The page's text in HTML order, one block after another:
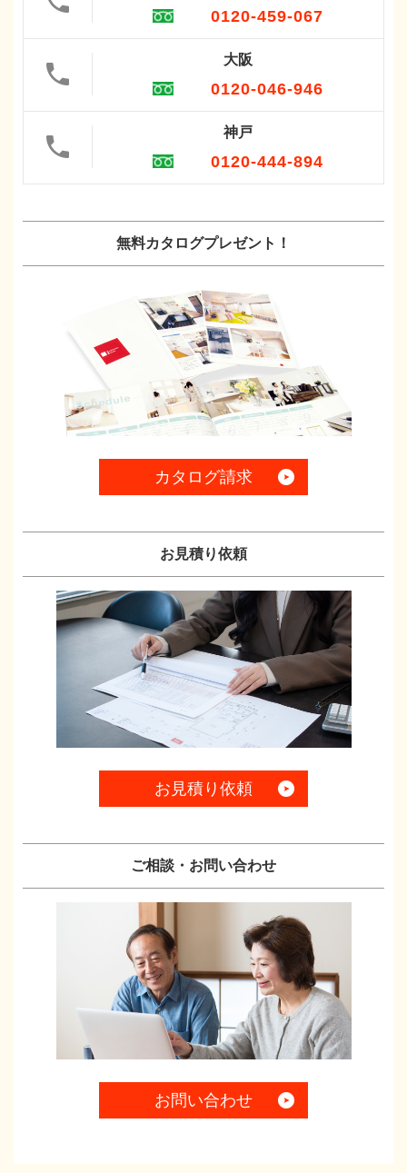
0120-459-067
大阪
0120-046-946
神戸
0120-444-894
無料カタログプレゼント！
カタログ請求
お見積り依頼
お見積り依頼
ご相談・お問い合わせ
お問い合わせ